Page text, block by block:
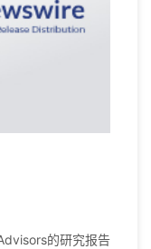
的研究报告